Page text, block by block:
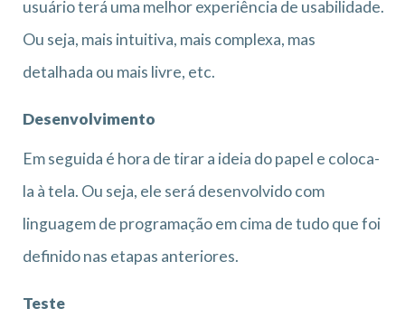
usuário terá uma melhor experiência de usabilidade.
Ou seja, mais intuitiva, mais complexa, mas
detalhada ou mais livre, etc.
Desenvolvimento
Em seguida é hora de tirar a ideia do papel e coloca-
la à tela. Ou seja, ele será desenvolvido com
linguagem de programação em cima de tudo que foi
definido nas etapas anteriores.
Teste